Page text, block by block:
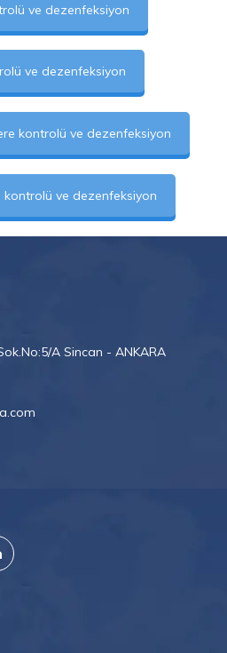
ve dezenfeksiyon
ve dezenfeksiyon
kontrolü ve dezenfeksiyon
kontrolü ve dezenfeksiyon
A Sincan - ANKARA